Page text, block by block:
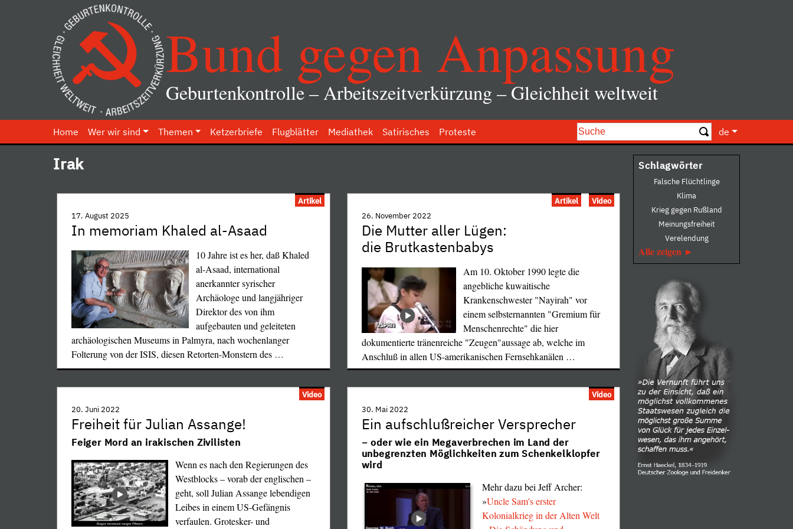
Bund gegen Anpassung
Geburtenkontrolle – Arbeitszeitverkürzung – Gleichheit weltweit
Home Wer wir sind Themen Ketzerbriefe Flugblätter Mediathek Satirisches Proteste de
Irak
Artikel
17. August 2025
In memoriam Khaled al-Asaad
10 Jahre ist es her, daß Khaled
al-Asaad, international
anerkannter syrischer
Archäologe und langjähriger
Direktor des von ihm
aufgebauten und geleiteten
archäologischen Museums in Palmyra, nach wochenlanger
Folterung von der ISIS, diesen Retorten-Monstern des …
Artikel Video
26. November 2022
Die Mutter aller Lügen:
die Brutkastenbabys
Am 10. Oktober 1990 legte die
angebliche kuwaitische
Krankenschwester "Nayirah" vor
einem selbsternannten "Gremium für
Menschenrechte" die hier
dokumentierte tränenreiche "Zeugen"aussage ab, welche im
Anschluß in allen US-amerikanischen Fernsehkanälen…
Video
20. Juni 2022
Freiheit für Julian Assange!
Feiger Mord an irakischen Zivilisten
Wenn es nach den Regierungen des
Westblocks – vorab der englischen –
geht, soll Julian Assange lebendigen
Leibes in einem US-Gefängnis
verfaulen. Grotesker- und
Video
30. Mai 2022
Ein aufschlußreicher Versprecher
− oder wie ein Megaverbrechen im Land der
unbegrenzten Möglichkeiten zum Schenkelklopfer
wird
Mehr dazu bei Jeff Archer:
»Uncle Sam's erster
Kolonialkrieg in der Alten Welt
Schlagwörter
Falsche Flüchtlinge
Klima
Krieg gegen Rußland
Meinungsfreiheit
Verelendung
Alle zeigen